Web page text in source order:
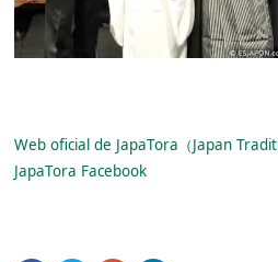
Web oficial de JapaTora（Japan
JapaTora Facebook